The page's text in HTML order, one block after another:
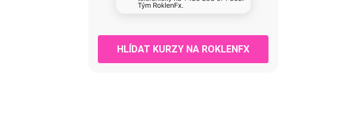
HLÍDAT KURZY NA ROKLENFX